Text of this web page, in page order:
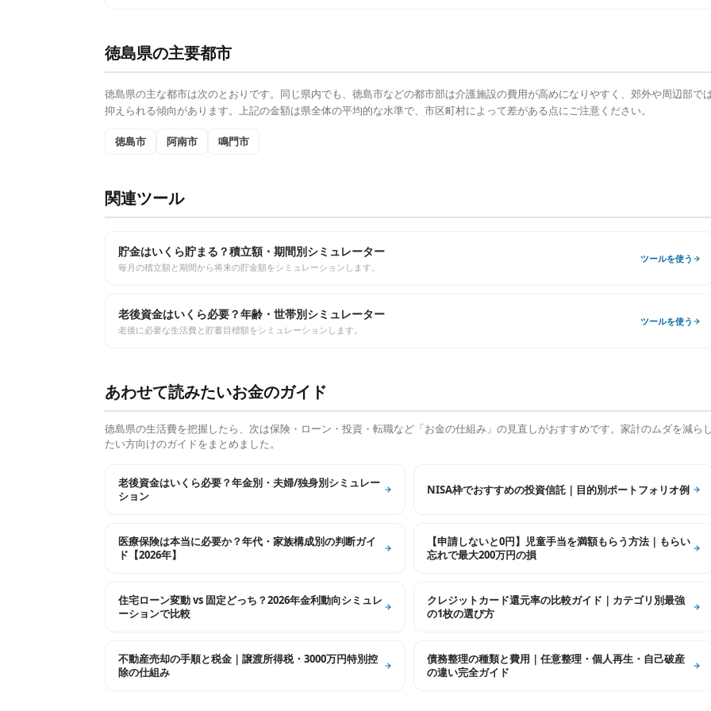
徳島県の主要都市
徳島県の主な都市は次のとおりです。同じ県内でも、 徳島市などの都市部は介護施設の費用が高めになりやすく、郊外や周辺部で
抑えられる傾向があります。上記の金額は県全体の平均的な水準で、市区町村によって差がある点にご注意ください。
徳島市 阿南市 鳴門市
関連ツール
貯金はいくら貯まる？積立額・期間別シミュレーター
毎月の積立額と期間から将来の貯金額をシミュレーションします。
ツールを使う
老後資金はいくら必要？年齢・世帯別シミュレーター
老後に必要な生活費と貯蓄目標額をシミュレーションします。
ツールを使う
あわせて読みたいお金のガイド
徳島県の生活費を把握したら、次は保険・ローン・投資・転職など「お金の仕組み」の見直しがおすすめです。家計のムダを減ら
たい方向けのガイドをまとめました。
老後資金はいくら必要？年金別・夫婦/独身別シミュレー
ション
NISA枠でおすすめの投資信託｜目的別ポートフォリオ例
医療保険は本当に必要か？年代・家族構成別の判断ガイ
ド【2026年】
【申請しないと0円】児童手当を満額もらう方法｜もらい
忘れで最大200万円の損
住宅ローン変動 vs 固定どっち？2026年金利動向シミュレ
ーションで比較
クレジットカード還元率の比較ガイド｜カテゴリ別最強
の1枚の選び方
不動産売却の手順と税金｜譲渡所得税・3000万円特別控
除の仕組み
債務整理の種類と費用｜任意整理・個人再生・自己破産
の違い完全ガイド